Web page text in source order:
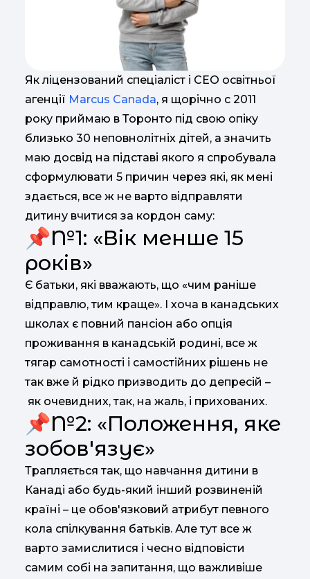
Як ліцензований спеціаліст і CEO освітньої
агенції Marcus Canada, я щорічно с 2011
року приймаю в Торонто під свою опіку
близько 30 неповнолітніх дітей, а значить
маю досвід на підставі якого я спробувала
сформулювати 5 причин через які, як мені
здається, все ж не варто відправляти
дитину вчитися за кордон саму:
📌№1: «Вік менше 15
років»
Є батьки, які вважають, що «чим раніше
відправлю, тим краще». І хоча в канадських
школах є повний пансіон або опція
проживання в канадській родині, все ж
тягар самотності і самостійних рішень не
так вже й рідко призводить до депресій –
як очевидних, так, на жаль, і прихованих.
📌№2: «Положення, яке
зобов'язує»
Трапляється так, що навчання дитини в
Канаді або будь-який інший розвиненій
країні – це обов'язковий атрибут певного
кола спілкування батьків. Але тут все ж
варто замислитися і чесно відповісти
самим собі на запитання, що важливіше